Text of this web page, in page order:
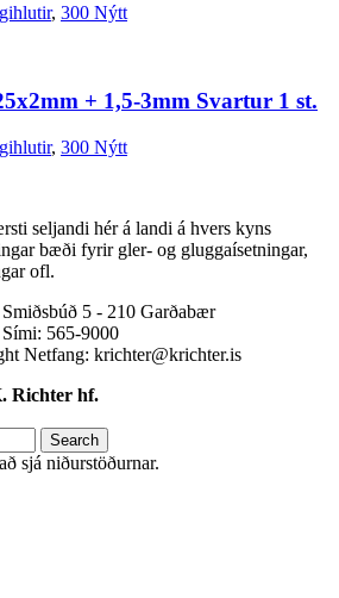
, 300 Nýtt
+ 1,5-3mm Svartur 1 st.
, 300 Nýtt
seljandi hér á landi á hvers kyns
bæði fyrir gler- og gluggaísetningar,
ofl.
Smiðsbúð 5 - 210 Garðabær
Sími: 565-9000
Netfang: krichter@krichter.is
Richter hf.
Search
sjá niðurstöðurnar.